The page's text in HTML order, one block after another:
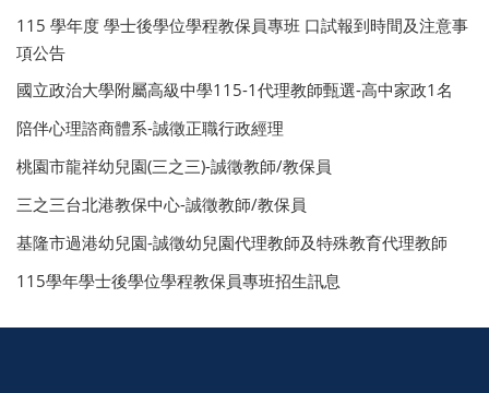
115 學年度 學士後學位學程教保員專班 口試報到時間及注意事
項公告
國立政治大學附屬高級中學115-1代理教師甄選-高中家政1名
陪伴心理諮商體系-誠徵正職行政經理
桃園市龍祥幼兒園(三之三)-誠徵教師/教保員
三之三台北港教保中心-誠徵教師/教保員
基隆市過港幼兒園-誠徵幼兒園代理教師及特殊教育代理教師
115學年學士後學位學程教保員專班招生訊息